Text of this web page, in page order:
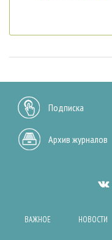
Подписка
Архив журналов
ВАЖНОЕ НОВОСТИ